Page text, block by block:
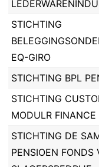
STICHTING
EQ-GIRO
STICHTING BPL
STICHTING
MODULR FINANCE
STICHTING DE
PENSIOEN FONDS